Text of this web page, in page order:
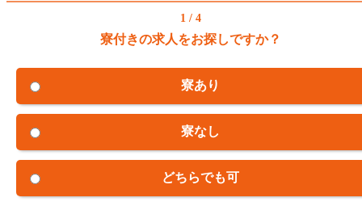
1 / 4
寮付きの求人をお探しですか？
寮あり
寮なし
どちらでも可